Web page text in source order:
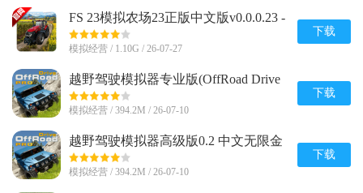
FS 23模拟农场23正版中文版v0.0.0.23 -
Google 谷歌版
模拟经营 / 1.10G / 26-07-27
下载
越野驾驶模拟器专业版(OffRoad Drive
Pro)0.2 中文安卓最新版
模拟经营 / 394.2M / 26-07-10
下载
越野驾驶模拟器高级版0.2 中文无限金
币版
模拟经营 / 394.2M / 26-07-10
下载